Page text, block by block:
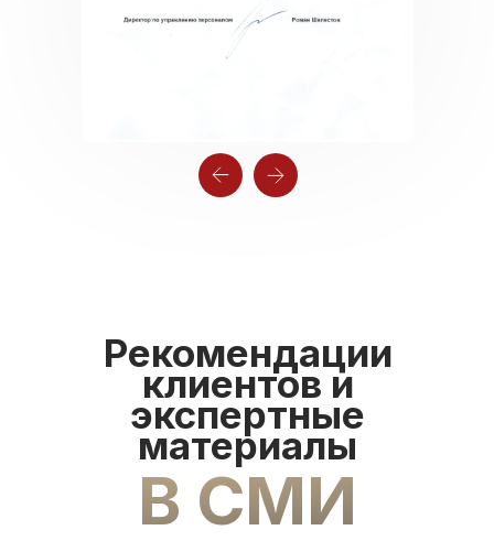
Рекомендации
клиентов и
экспертные
материалы
В СМИ